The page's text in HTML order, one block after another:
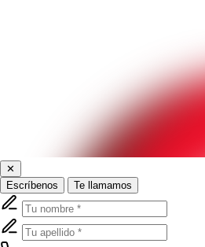
✕
Escríbenos
Te llamamos